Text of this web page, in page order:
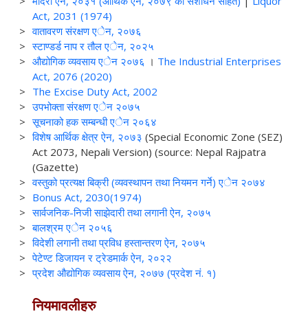
Act, 2031 (1974)
> वातावरण संरक्षण एेन, २०७६
> स्टाण्डर्ड नाप र तौल एेन, २०२५
> औद्योगिक व्यवसाय एेन २०७६ । The Industrial Enterprises
Act, 2076 (2020)
> The Excise Duty Act, 2002
> उपभोक्ता संरक्षण एेन २०७५
> सूचनाको हक सम्बन्धी एेन २०६४
> विशेष आर्थिक क्षेत्र ऐन, २०७३ (Special Economic Zone (SEZ)
Act 2073, Nepali Version) (source: Nepal Rajpatra
(Gazette)
> वस्तुको प्रत्यक्ष बिक्री (व्यवस्थापन तथा नियमन गर्ने) एेन २०७४
> Bonus Act, 2030(1974)
> सार्वजनिक-निजी साझेदारी तथा लगानी ऐन, २०७५
> बालश्रम एेन २०५६
> विदेशी लगानी तथा प्रविध हस्तान्तरण ऐन, २०७५
> पेटेण्ट डिजायन र ट्रेडमार्क ऐन, २०२२
> प्रदेश औद्योगिक व्यवसाय ऐन, २०७७ (प्रदेश नं. १)
नियमावलीहरु